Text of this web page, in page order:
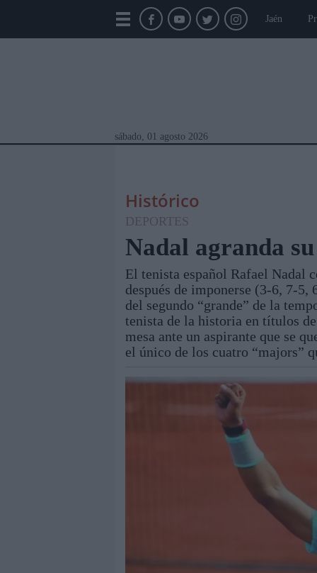
Jaén
sábado, 01 agosto 2026
Módulos Portada Jaén Provincia
Histórico
DEPORTES
Nadal agranda
El tenista español Rafael Nadal
después de imponerse (3-6, 7-
del segundo “grande” de la
tenista de la historia en títulos
mesa ante un aspirante que se
el único de los cuatro “majors”